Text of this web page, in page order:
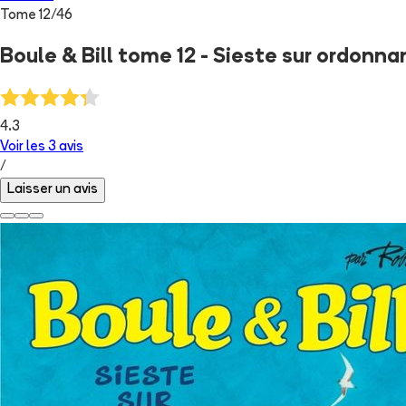
Tome12/46
Boule & Bill tome 12 - Sieste sur
4.3
Voir les 3 avis
/
Laisser un avis